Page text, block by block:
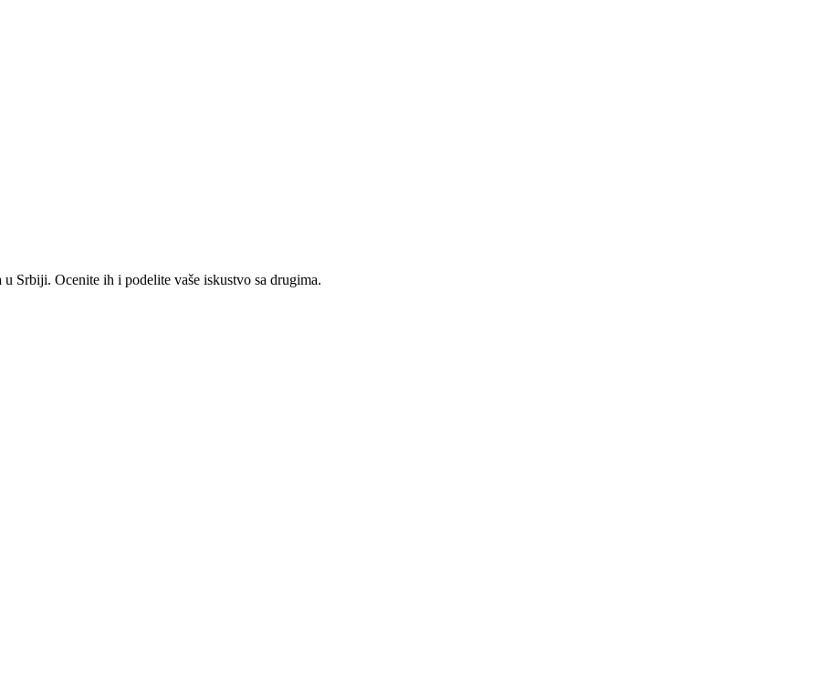
Srbiji. Ocenite ih i podelite vaše iskustvo sa drugima.